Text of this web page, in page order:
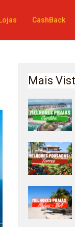
Lojas CashBack
Mais